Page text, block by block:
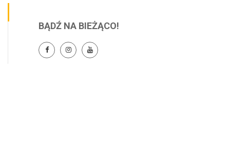
BĄDŹ NA BIEŻĄCO!